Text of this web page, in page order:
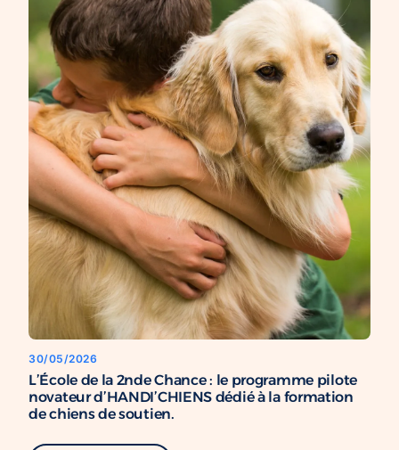
30/05/2026
L’École de la 2nde Chance : le programme pilote
novateur d’HANDI’CHIENS dédié à la formation
de chiens de soutien.